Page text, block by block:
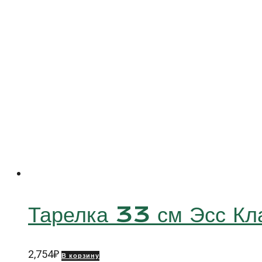
Тарелка 33 см Эсс
2,754₽ В корзину